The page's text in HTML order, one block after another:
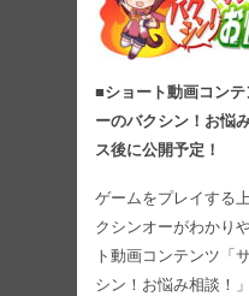
■ショート動画コン
ーのバクシン！お悩
ス後に公開予定！
ゲームをプレイする
クシンオーがわかり
ト動画コンテンツ「
シン！お悩み相談！